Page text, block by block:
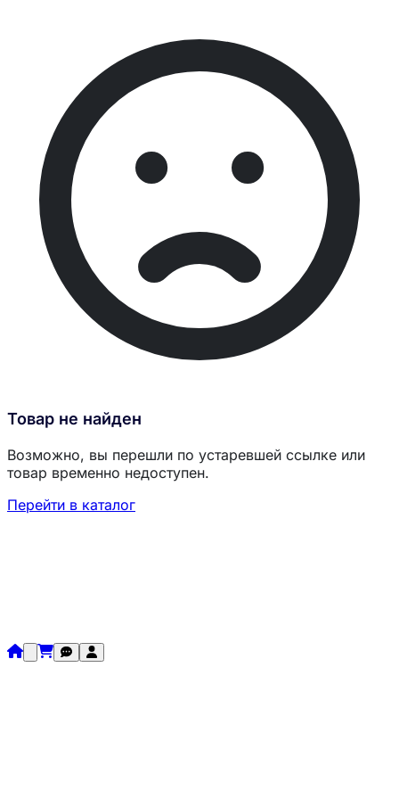
Товар не найден
Возможно, вы перешли по устаревшей ссылке или
товар временно недоступен.
Перейти в каталог
Загрузка товаров